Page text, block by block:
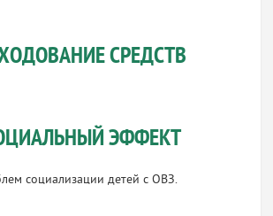
СРЕДСТВ
ЭФФЕКТ
социализации детей с ОВЗ.